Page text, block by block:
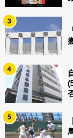
3
4
5